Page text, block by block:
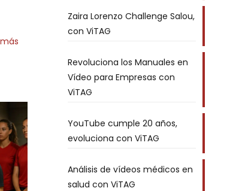
Zaira Lorenzo Challenge Salou,
con ViTAG
Revoluciona los Manuales en
Vídeo para Empresas con
ViTAG
YouTube cumple 20 años,
evoluciona con ViTAG
Análisis de vídeos médicos en
salud con ViTAG